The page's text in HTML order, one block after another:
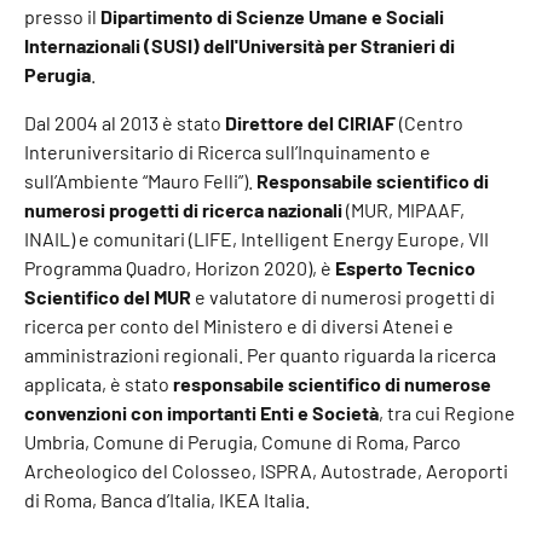
presso il Dipartimento di Scienze Umane e Sociali
Internazionali (SUSI) dell'Università per Stranieri di
Perugia
Dal 2004 al 2013 è stato Direttore del CIRIAF(Centro
Interuniversitario di Ricerca sull’Inquinamento e
sull’Ambiente “Mauro Felli”). Responsabile scientifico di
numerosi progetti di ricerca nazionali(MUR, MIPAAF,
INAIL) e comunitari (LIFE, Intelligent Energy Europe, VII
Programma Quadro, Horizon 2020), è Esperto Tecnico
Scientifico del MUR e valutatore di numerosi progetti di
ricerca per conto del Ministero e di diversi Atenei e
amministrazioni regionali. Per quanto riguarda la ricerca
applicata, è stato responsabile scientifico di numerose
convenzioni con importanti Enti e Società, tra cui Regione
Umbria, Comune di Perugia, Comune di Roma, Parco
Archeologico del Colosseo, ISPRA, Autostrade, Aeroporti
di Roma, Banca d’Italia, IKEA Italia.